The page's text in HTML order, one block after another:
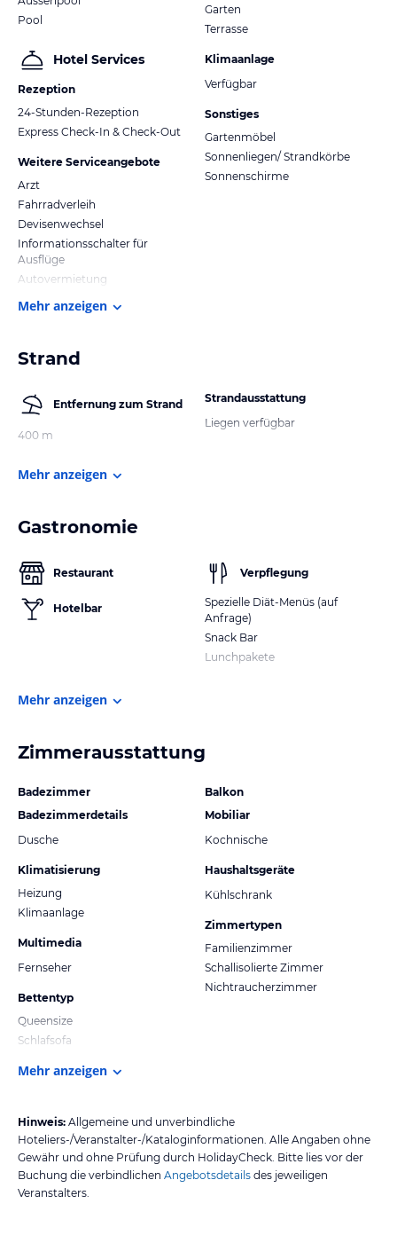
Pool
Hotel Services
Rezeption
24-Stunden-Rezeption
Express Check-In & Check-Out
Weitere Serviceangebote
Arzt
Fahrradverleih
Devisenwechsel
Informationsschalter für
Ausflüge
Autovermietung
Garten
Terrasse
Klimaanlage
Verfügbar
Sonstiges
Gartenmöbel
Sonnenliegen/ Strandkörbe
Sonnenschirme
Mehr anzeigen
Strand
Entfernung zum Strand
400 m
Strandausstattung
Liegen verfügbar
Mehr anzeigen
Gastronomie
Restaurant
Hotelbar
Verpflegung
Spezielle Diät-Menüs (auf
Anfrage)
Snack Bar
Lunchpakete
Mehr anzeigen
Zimmerausstattung
Badezimmer
Badezimmerdetails
Dusche
Klimatisierung
Heizung
Klimaanlage
Multimedia
Fernseher
Bettentyp
Queensize
Schlafsofa
Balkon
Mobiliar
Kochnische
Haushaltsgeräte
Kühlschrank
Zimmertypen
Familienzimmer
Schallisolierte Zimmer
Nichtraucherzimmer
Mehr anzeigen
Hinweis: Allgemeine und unverbindliche
Hoteliers-/Veranstalter-/Kataloginformationen. Alle Angaben ohne
Gewähr und ohne Prüfung durch HolidayCheck. Bitte lies vor der
Buchung die verbindlichen Angebotsdetails des jeweiligen
Veranstalters.